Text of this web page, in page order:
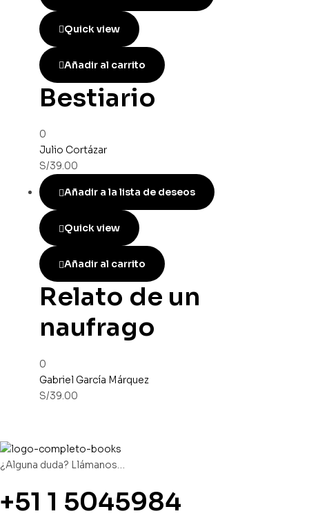
Quick view
Añadir al carrito
Bestiario
0
Julio Cortázar
S/39.00
Añadir a la lista de deseos
Quick view
Añadir al carrito
Relato de un
naufrago
0
Gabriel García Márquez
S/39.00
¿Alguna duda? Llámanos…
+51 1 5045984